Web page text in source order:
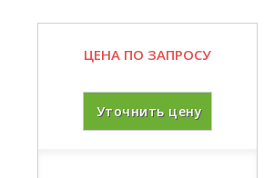
ЦЕНА ПО ЗАПРОСУ
Уточнить цену